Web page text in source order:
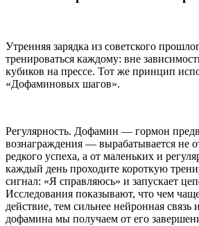
Утренняя зарядка из советского
тренироваться каждому: вне
кубиков на прессе. Тот же принцип
«Дофаминовых шагов».
Регулярность. Дофамин — гормон
вознаграждения — вырабатывается не
редкого успеха, а от маленьких и
каждый день проходите короткую
сигнал: «Я справляюсь» и запускает
Исследования показывают, что чем
действие, тем сильнее нейронная связь
дофамина мы получаем от его